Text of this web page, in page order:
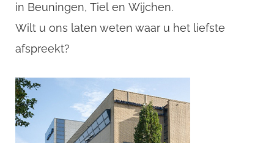
in Beuningen, Tiel en Wijchen.
Wilt u ons laten weten waar u het liefste
afspreekt?